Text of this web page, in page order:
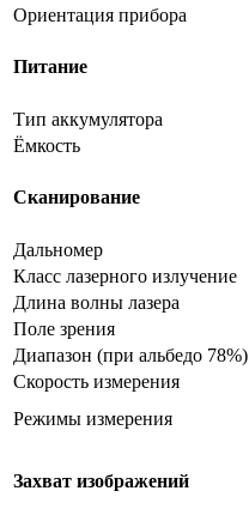
Ориентация прибора
Питание
Тип аккумулятора
Ёмкость
Сканирование
Дальномер
Класс лазерного излучение
Длина волны лазера
Поле зрения
Диапазон (при альбедо 78%)
Скорость измерения
Режимы измерения
Захват изображений